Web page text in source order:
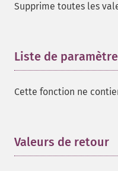
Supprime toutes les
Liste de
Cette fonction ne
Valeurs de retour